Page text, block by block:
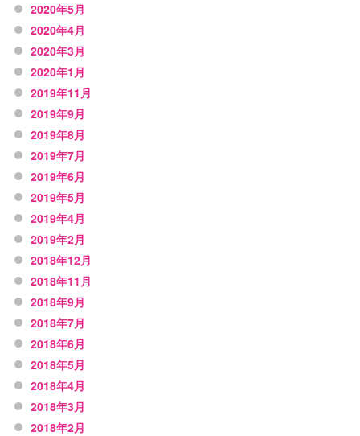
2020年5月
2020年4月
2020年3月
2020年1月
2019年11月
2019年9月
2019年8月
2019年7月
2019年6月
2019年5月
2019年4月
2019年2月
2018年12月
2018年11月
2018年9月
2018年7月
2018年6月
2018年5月
2018年4月
2018年3月
2018年2月